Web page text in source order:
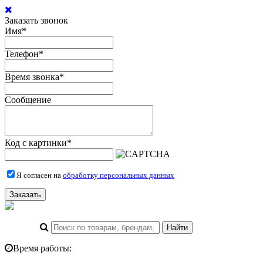
Заказать звонок
Имя*
Телефон*
Время звонка*
Сообщение
Код с картинки*
Я согласен на обработку персональных данных
Заказать
Время работы: